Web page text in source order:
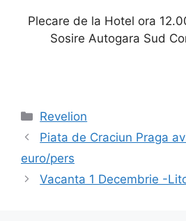
Plecare de la Hotel ora
Sosire Autogara Sud
Categorii
Revelion
Piata de Craciun Praga
euro/pers
Vacanta 1 Decembrie -